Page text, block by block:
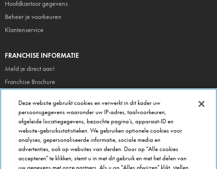
Hoofdkantoor gegevens
Beheer je voorkeuren
Klantenservice
FRANCHISE INFORMATIE
Meld je direct aan!
Franchise Brochure
OVER DOMINOS
Newsroom
Werken bij Domino's
Care Team (voor medewerkers)
Deze website gebruikt cookies en verwerkt in dit kader uw
persoonsgegevens waaronder uw IP-adres, taalvoorkeuren,
afgeleide locatiegegevens, bezochte pagina’s, apparaat-ID en
website-gebruiksstatistieken. We gebruiken optionele cookies voor
analyses, gepersonaliseerde informatie, sociale media en
advertenties, ook op websites van derden. Door op "Alle cookies
accepteren" te klikken, stemt u in met dit gebruik en met het delen van
uw gegevens met onze partners. Als u op "Alles afwijzen" klikt, stellen